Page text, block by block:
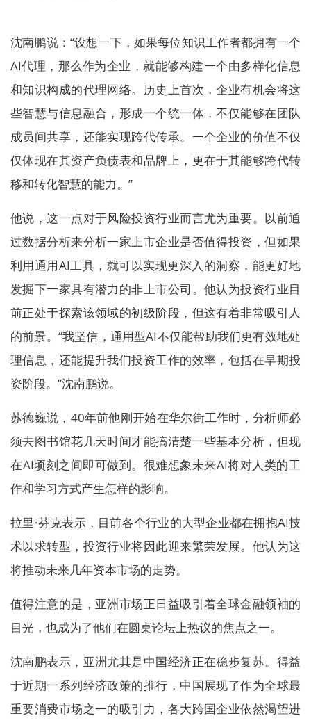
沈南鹏说：“设想一下，如果每位知识工作者都拥有一个
AI代理，那么作为企业，就能够构建一个由多样化信息
和知识构成的代理网络。历史上首次，企业有机会将这
些智慧与信息融合，形成一个统一体，不仅能够在团队
成员间共享，还能实现跨代传承。一个企业的价值不仅
仅体现在其资产负债表和品牌上，更在于其能够跨代转
移和转化智慧的能力。”
他说，这一点对于风险投资行业而言尤为重要。以前通
过数据分析来分析一家上市企业是否值得投资，但如果
利用通用AI工具，就可以实现更深入的洞察，能更好地
发掘下一家具有潜力的非上市公司。他认为投资行业目
前正处于探索该领域的初级阶段，但这有着非常吸引人
的前景。“我坚信，通用型AI不仅能帮助我们更有效地处
理信息，还能提升我们投资工作的效率，包括在早期投
资阶段。”沈南鹏说。
苏德巍说，40年前他刚开始在华尔街工作时，分析师必
须去图书馆花几天时间才能搞清楚一些基本分析，但现
在AI顷刻之间即可做到。很难想象未来AI将对人类的工
作和学习方式产生怎样的影响。
拉里·芬克表示，目前各个行业的大型企业都在拥抱AI技
术以求转型，投资行业将因此迎来繁荣发展。他认为这
将推动未来几年资本市场的走势。
值得注意的是，亚洲市场正日益吸引着全球金融领袖的
目光，也成为了他们在圆桌论坛上热议的焦点之一。
沈南鹏表示，亚洲尤其是中国经济正在稳步复苏。得益
于近期一系列经济政策的推行，中国展现了作为全球最
重要消费市场之一的吸引力，各大跨国企业依然渴望进